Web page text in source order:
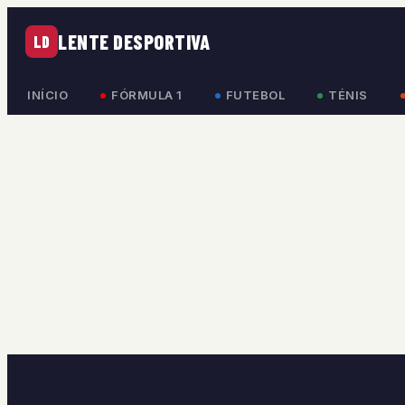
LD LENTE DESPORTIVA
INÍCIO FÓRMULA 1 FUTEBOL TÉNIS